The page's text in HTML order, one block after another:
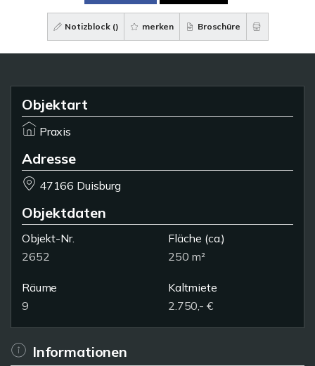
Notizblock () merken Broschüre
Objektart
Praxis
Adresse
47166 Duisburg
Objektdaten
Objekt-Nr.
2652
Fläche (ca.)
250 m²
Räume
9
Kaltmiete
2.750,- €
Informationen